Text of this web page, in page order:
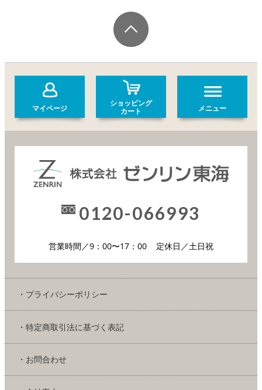
マイページ
ショッピング
カート
メニュー
0120-066993
営業時間／9：00〜17：00 定休日／土日祝
・プライバシーポリシー
・特定商取引法に基づく表記
・お問合わせ